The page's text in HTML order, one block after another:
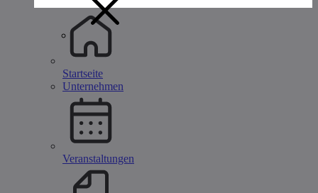
Startseite
Unternehmen
Veranstaltungen